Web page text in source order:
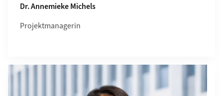
Dr. Annemieke Michels
Projektmanagerin